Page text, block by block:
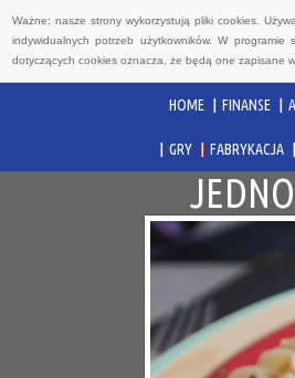
Ważne: nasze strony wykorzystują pliki cookies.
indywidualnych potrzeb użytkowników. W
dotyczących cookies oznacza, że będą one zapisane
HOME FINANSE
GRY FABRYKACJA